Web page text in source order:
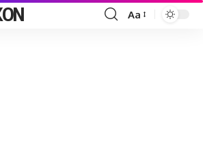
Font
Aa